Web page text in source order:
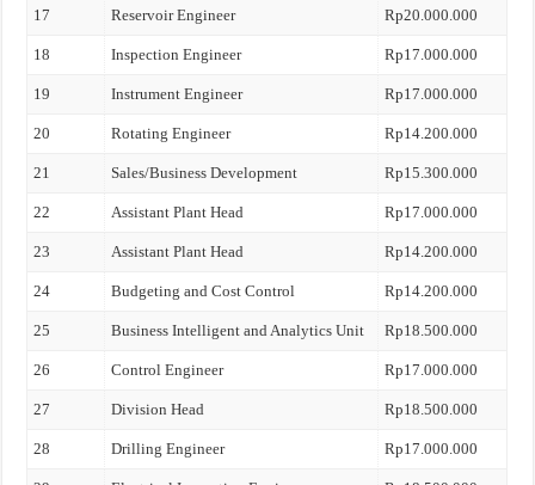
17 Reservoir Engineer Rp20.000.000
18 Inspection Engineer Rp17.000.000
19 Instrument Engineer Rp17.000.000
20 Rotating Engineer Rp14.200.000
21 Sales/Business Development Rp15.300.000
22 Assistant Plant Head Rp17.000.000
23 Assistant Plant Head Rp14.200.000
24 Budgeting and Cost Control Rp14.200.000
25 Business Intelligent and Analytics Unit Rp18.500.000
26 Control Engineer Rp17.000.000
27 Division Head Rp18.500.000
28 Drilling Engineer Rp17.000.000